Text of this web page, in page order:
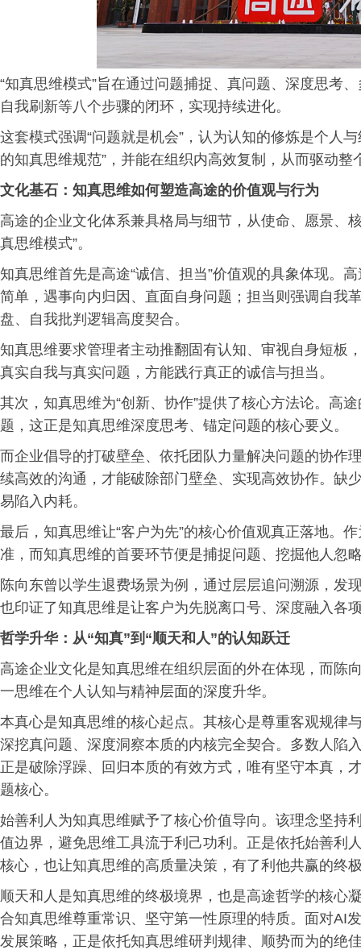
“知真思维模式”旨在通过问题捕捉、真问题、深度思考
自我刷新等八个步骤的闭环，实现持续进化。
这套模式强调“问题就是机会”，认为认知的修炼是个人
的知真思维规范”，并能在组织内高效复制，从而驱动
文化基石：知真思维如何塑造高途的价值观与行为
高途的企业文化体系兼具格局与细节，从使命、愿景、
真思维模式”。
知真思维首先是高途“诚信、担当”价值观的具象体现。
简单，遇事向内归因、直面自身问题；担当则强调自我
盘、自我批判逻辑高度契合。
知真思维要求管理者主动推翻固有认知、审视自身短板
真实自我与真实问题，方能践行真正的诚信与担当。
其次，知真思维为“创新、协作”提供了核心方法论。高
题，这正是知真思维深度思考、锚定问题的核心要义。
而企业倡导的打破壁垒、依托团队力量解决问题的协作
续高效的沟通，才能破除部门壁垒、实现高效协作。缺
易陷入内耗。
最后，知真思维让“客户为先”的核心价值观真正落地。
准，而知真思维的首要环节便是捕捉问题、挖掘他人忽
陈向东曾以学生退费场景为例，通过层层追问溯源，发
也印证了知真思维是让客户为先脱离口号、深度融入各
哲学升华：从“知真”到“顺天和人”的认知跃迁
高途企业文化是知真思维在组织层面的外在体现，而陈
一思维在个人认知与精神层面的深度升华。
本真心是知真思维的核心起点。其核心是尊重客观规律
深挖真问题、深度洞察本质的内核完全契合。多数人陷
正是破除浮躁、回归本质的有效方式，唯有坚守本真，
题核心。
始善利人为知真思维赋予了核心价值导向。该理念坚持
值边界，避免思维工具流于利己功利。正是依托始善利
核心，也让知真思维的高质量决策，有了利他共赢的终
顺天和人是知真思维的终极境界，也是高途哲学的核心
合知真思维尊重常识、坚守第一性原理的特质。面对AI
发展策略，正是依托知真思维研判规律、顺势而为的绝